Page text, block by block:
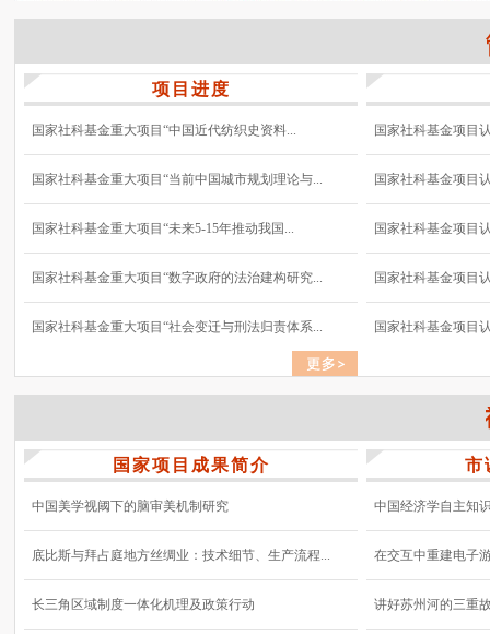
项目进度
国家社科基金重大项目“中国近代纺织史资料...
国家社科基金重大项目“当前中国城市规划理论与...
国家社科基金重大项目“未来5-15年推动我国...
国家社科基金重大项目“数字政府的法治建构研究...
国家社科基金重大项目“社会变迁与刑法归责体系...
国家社科基金项目
国家社科基金项目
国家社科基金项目
国家社科基金项目
国家社科基金项目
国家项目成果简介
中国美学视阈下的脑审美机制研究
底比斯与拜占庭地方丝绸业：技术细节、生产流程...
长三角区域制度一体化机理及政策行动
市
中国经济学自主知
在交互中重建电子
讲好苏州河的三重